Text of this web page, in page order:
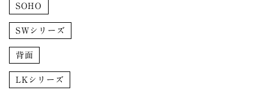
SOHO
SWシリーズ
背面
LKシリーズ